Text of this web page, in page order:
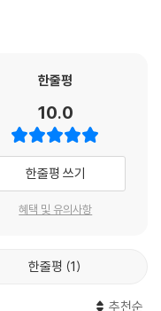
한줄평
10.0
한줄평 쓰기
혜택 및 유의사항
한줄평 1
추천순